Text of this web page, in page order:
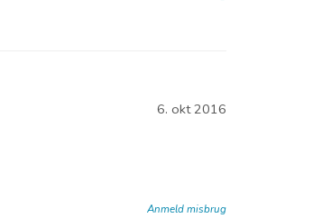
6. okt 2016
Anmeld misbrug